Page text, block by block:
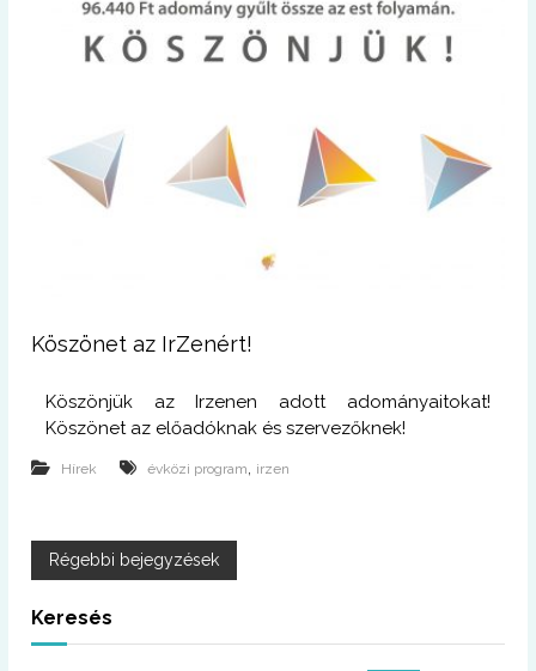
Köszönet az IrZenért!
Köszönjük az Irzenen adott adományaitokat!
Köszönet az előadóknak és szervezőknek!
Hírek évközi program irzen
B
e
Régebbi bejegyzések
Keresés